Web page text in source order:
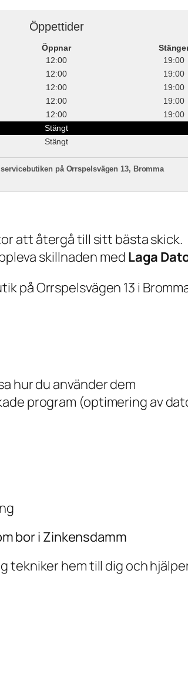
Öppettider
Öppnar
12:00
19:00
12:00
19:00
12:00
19:00
12:00
19:00
12:00
19:00
Stängt
Stängt
på Orrspelsvägen 13, Bromma
att återgå till sitt bästa skick.
skillnaden med Laga
på Orrspelsvägen 13 i
hur du använder dem
program (optimering av
bor i Zinkensdamm
tekniker hem till dig och